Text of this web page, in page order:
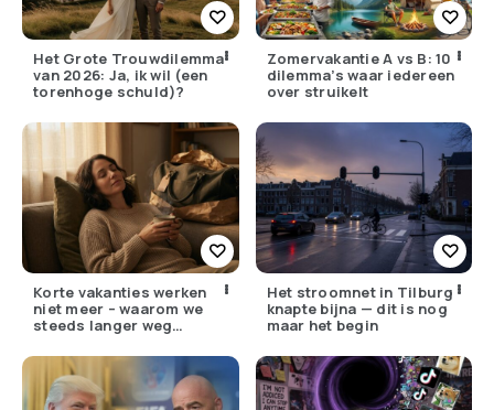
Het Grote Trouwdilemma
van 2026: Ja, ik wil (een
torenhoge schuld)?
Zomervakantie A vs B: 10
dilemma’s waar iedereen
over struikelt
Korte vakanties werken
niet meer – waarom we
steeds langer weg
Het stroomnet in Tilburg
knapte bijna — dit is nog
maar het begin